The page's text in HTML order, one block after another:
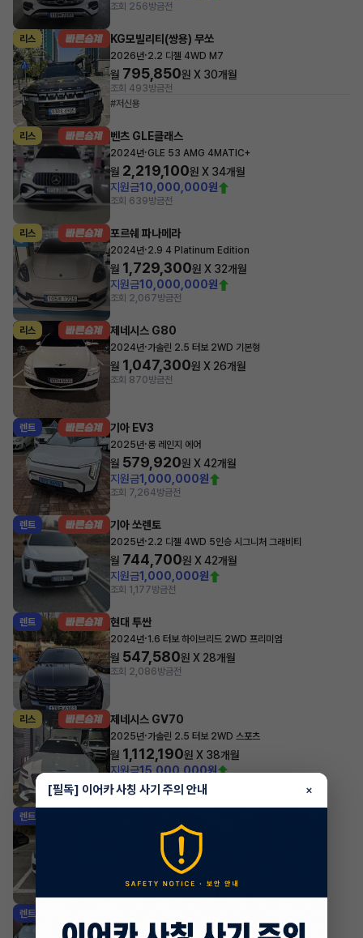
조회 256방금전
리스 KG모빌리티(쌍용) 무쏘
2026년·2.2 디젤 4WD M7
월 795,850원 X 30개월
조회 493방금전
#저신용
리스 벤츠 GLE클래스
2024년·GLE 53 AMG 4MATIC+
월 2,219,100원 X 34개월
지원금10,000,000원
조회 639방금전
리스 포르쉐 파나메라
2024년·2.9 4 Platinum Edition
월 1,729,300원 X 32개월
지원금10,000,000원
조회 2,067방금전
리스 제네시스 G80
2024년·가솔린 2.5 터보 2WD 기본형
월 1,047,300원 X 26개월
조회 870방금전
렌트 기아 EV3
2025년·롱 레인지 에어
월 579,920원 X42개월
지원금1,000,000원
조회 7,264방금전
렌트 기아 쏘렌토
2025년·2.2 디젤 4WD 5인승 시그니처 그래비티
월 744,700원 X42개월
지원금1,000,000원
조회 1,177방금전
렌트 현대 투싼
2024년·1.6 터보 하이브리드 2WD 프리미엄
월 547,580원 X 28개월
조회 2,086방금전
리스 제네시스 GV70
2025년·가솔린 2.5 터보 2WD 스포츠
월 1,112,190원 X 38개월
지원금15,000,000원
조회 1,162방금전
렌트
1.6 가솔린 터보 2WD 시그니처
532,180 원 X47
1,000,000원
조회 1,362방금전
렌트
2025년 2WD 시그니처
[필독] 이어카 사칭 사기 주의 안내 ×